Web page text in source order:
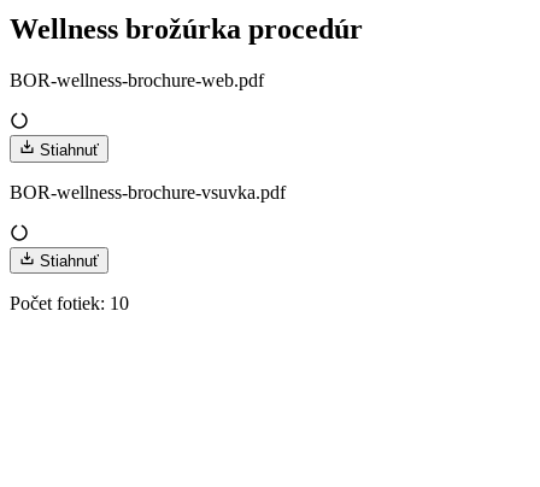
Wellness brožúrka procedúr
BOR-wellness-brochure-web.pdf
Stiahnuť
BOR-wellness-brochure-vsuvka.pdf
Stiahnuť
Počet fotiek: 10